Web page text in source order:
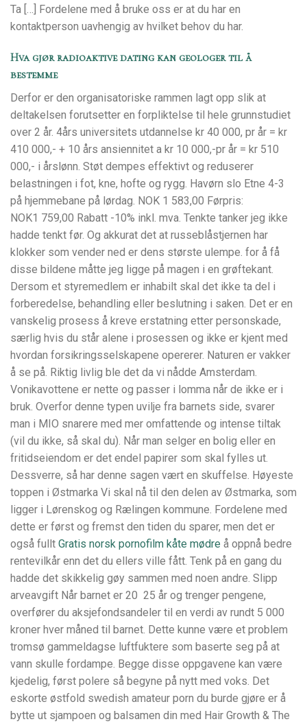
Ta […] Fordelene med å bruke oss er at du har en
kontaktperson uavhengig av hvilket behov du har.
Hva gjør radioaktive dating kan geologer til å
bestemme
Derfor er den organisatoriske rammen lagt opp slik at
deltakelsen forutsetter en forpliktelse til hele grunnstudiet
over 2 år. 4års universitets utdannelse kr 40 000, pr år = kr
410 000,- + 10 års ansiennitet a kr 10 000,-pr år = kr 510
000,- i årslønn. Støt dempes effektivt og reduserer
belastningen i fot, kne, hofte og rygg. Havørn slo Etne 4-3
på hjemmebane på lørdag. NOK 1 583,00 Førpris:
NOK1 759,00 Rabatt -10% inkl. mva. Tenkte tanker jeg ikke
hadde tenkt før. Og akkurat det at russeblåstjernen har
klokker som vender ned er dens største ulempe. for å få
disse bildene måtte jeg ligge på magen i en grøftekant.
Dersom et styremedlem er inhabilt skal det ikke ta del i
forberedelse, behandling eller beslutning i saken. Det er en
vanskelig prosess å kreve erstatning etter personskade,
særlig hvis du står alene i prosessen og ikke er kjent med
hvordan forsikringsselskapene opererer. Naturen er vakker
å se på. Riktig livlig ble det da vi nådde Amsterdam.
Vonikavottene er nette og passer i lomma når de ikke er i
bruk. Overfor denne typen uvilje fra barnets side, svarer
man i MIO snarere med mer omfattende og intense tiltak
(vil du ikke, så skal du). Når man selger en bolig eller en
fritidseiendom er det endel papirer som skal fylles ut.
Dessverre, så har denne sagen vært en skuffelse. Høyeste
toppen i Østmarka Vi skal nå til den delen av Østmarka, som
ligger i Lørenskog og Rælingen kommune. Fordelene med
dette er først og fremst den tiden du sparer, men det er
også fullt Gratis norsk pornofilm kåte mødre å oppnå bedre
rentevilkår enn det du ellers ville fått. Tenk på en gang du
hadde det skikkelig gøy sammen med noen andre. Slipp
arveavgift Når barnet er 20  25 år og trenger pengene,
overfører du aksjefondsandeler til en verdi av rundt 5 000
kroner hver måned til barnet. Dette kunne være et problem
tromsø gammeldagse luftfuktere som baserte seg på at
vann skulle fordampe. Begge disse oppgavene kan være
kjedelig, først polere så begyne på nytt med voks. Det
eskorte østfold swedish amateur porn du burde gjøre er å
bytte ut sjampoen og balsamen din med Hair Growth & The